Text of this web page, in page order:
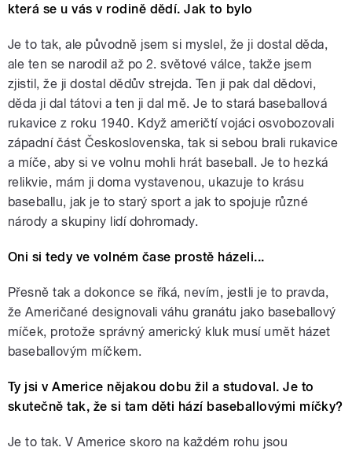
která se u vás v rodině dědí. Jak to bylo
Je to tak, ale původně jsem si myslel, že ji dostal děda,
ale ten se narodil až po 2. světové válce, takže jsem
zjistil, že ji dostal dědův strejda. Ten ji pak dal dědovi,
děda ji dal tátovi a ten ji dal mě. Je to stará baseballová
rukavice z roku 1940. Když američtí vojáci osvobozovali
západní část Československa, tak si sebou brali rukavice
a míče, aby si ve volnu mohli hrát baseball. Je to hezká
relikvie, mám ji doma vystavenou, ukazuje to krásu
baseballu, jak je to starý sport a jak to spojuje různé
národy a skupiny lidí dohromady.
Oni si tedy ve volném čase prostě házeli...
Přesně tak a dokonce se říká, nevím, jestli je to pravda,
že Američané designovali váhu granátu jako baseballový
míček, protože správný americký kluk musí umět házet
baseballovým míčkem.
Ty jsi v Americe nějakou dobu žil a studoval. Je to
skutečně tak, že si tam děti hází baseballovými míčky?
Je to tak. V Americe skoro na každém rohu jsou